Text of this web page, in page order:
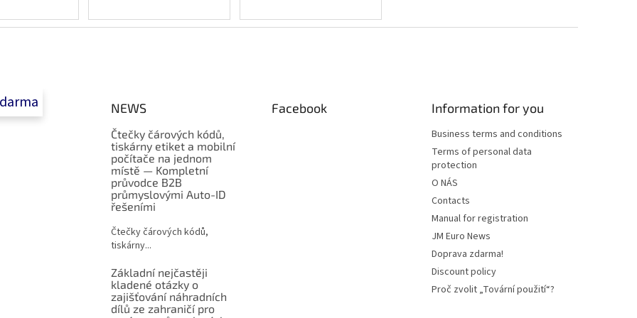
NEWS
Čtečky čárových kódů,
tiskárny etiket a mobilní
počítače na jednom
místě — Kompletní
průvodce B2B
průmyslovými Auto-ID
řešeními
Čtečky čárových kódů,
tiskárny...
Základní nejčastěji
kladené otázky o
zajišťování náhradních
dílů ze zahraničí pro
Facebook Information for you
Business terms and conditions
Terms of personal data
protection
O NÁS
Contacts
Manual for registration
JM Euro News
Doprava zdarma!
Discount policy
Proč zvolit „Tovární použití“?